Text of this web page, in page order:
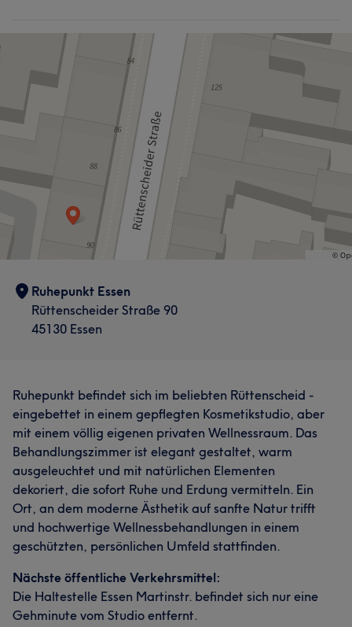
Ruhepunkt Essen
Rüttenscheider Straße 90
45130 Essen
Ruhepunkt befindet sich im beliebten Rüttenscheid -
eingebettet in einem gepflegten Kosmetikstudio, aber
mit einem völlig eigenen privaten Wellnessraum. Das
Behandlungszimmer ist elegant gestaltet, warm
ausgeleuchtet und mit natürlichen Elementen
dekoriert, die sofort Ruhe und Erdung vermitteln. Ein
Ort, an dem moderne Ästhetik auf sanfte Natur trifft
und hochwertige Wellnessbehandlungen in einem
geschützten, persönlichen Umfeld stattfinden.
Nächste öffentliche Verkehrsmittel:
Die Haltestelle Essen Martinstr. befindet sich nur eine
Gehminute vom Studio entfernt.